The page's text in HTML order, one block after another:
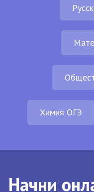
Химия ОГЭ
Начни